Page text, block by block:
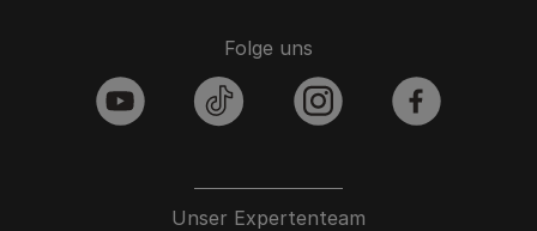
Unser Expertenteam
Folge uns
youtube tiktok instagram facebook